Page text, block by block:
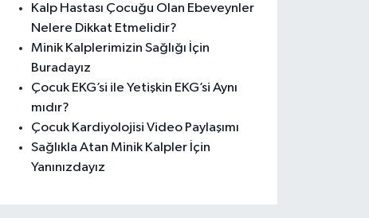
Kalp Hastası Çocuğu Olan Ebeveynler
Nelere Dikkat Etmelidir?
Minik Kalplerimizin Sağlığı İçin
Buradayız
Çocuk EKG’si ile Yetişkin EKG’si Aynı
mıdır?
Çocuk Kardiyolojisi Video Paylaşımı
Sağlıkla Atan Minik Kalpler İçin
Yanınızdayız